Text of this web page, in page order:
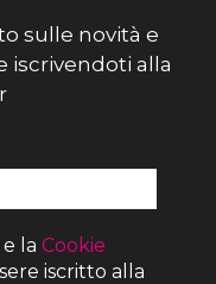
sulle novità e
iscrivendoti alla
e la Cookie
iscritto alla